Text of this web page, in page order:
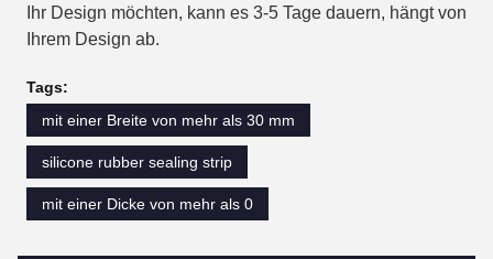
Ihr Design möchten, kann es 3-5 Tage dauern, hängt von
Ihrem Design ab.
Tags:
mit einer Breite von mehr als 30 mm
silicone rubber sealing strip
mit einer Dicke von mehr als 0